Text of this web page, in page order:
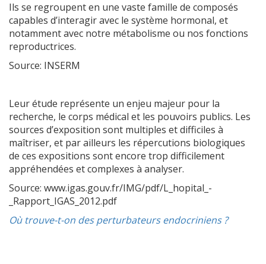
Ils se regroupent en une vaste famille de composés
capables d’interagir avec le système hormonal, et
notamment avec notre métabolisme ou nos fonctions
reproductrices.
Source: INSERM
Leur étude représente un enjeu majeur pour la
recherche, le corps médical et les pouvoirs publics. Les
sources d’exposition sont multiples et difficiles à
maîtriser, et par ailleurs les répercutions biologiques
de ces expositions sont encore trop difficilement
appréhendées et complexes à analyser.
Source: www.igas.gouv.fr/IMG/pdf/L_hopital_-
_Rapport_IGAS_2012.pdf
Où trouve-t-on des perturbateurs endocriniens ?